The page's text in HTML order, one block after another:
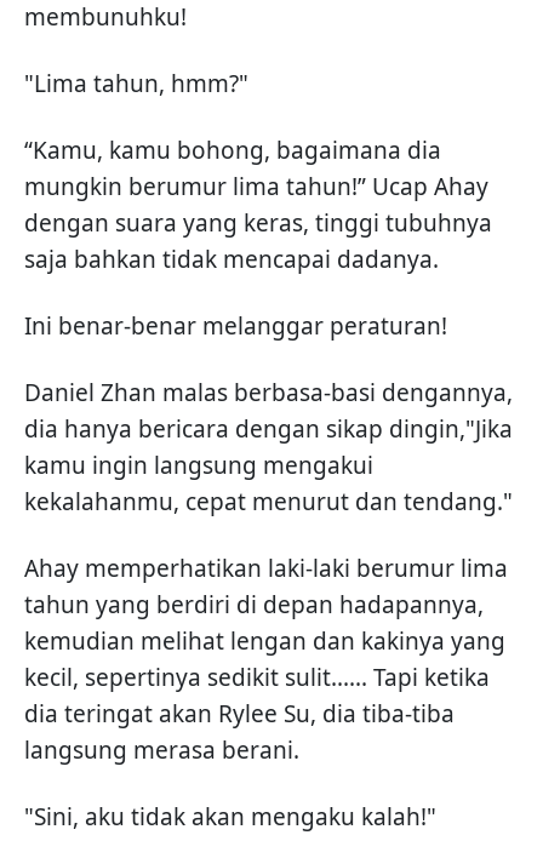
membunuhku!
"Lima tahun, hmm?"
“Kamu, kamu bohong, bagaimana dia
mungkin berumur lima tahun!” Ucap Ahay
dengan suara yang keras, tinggi tubuhnya
saja bahkan tidak mencapai dadanya.
Ini benar-benar melanggar peraturan!
Daniel Zhan malas berbasa-basi dengannya,
dia hanya bericara dengan sikap dingin,"Jika
kamu ingin langsung mengakui
kekalahanmu, cepat menurut dan tendang."
Ahay memperhatikan laki-laki berumur lima
tahun yang berdiri di depan hadapannya,
kemudian melihat lengan dan kakinya yang
kecil, sepertinya sedikit sulit...... Tapi ketika
dia teringat akan Rylee Su, dia tiba-tiba
langsung merasa berani.
"Sini, aku tidak akan mengaku kalah!"